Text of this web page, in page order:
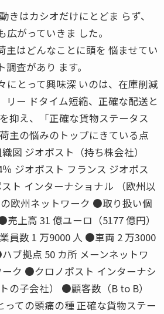
きはカシオだけにとどま らず、
がっていきま した。
はどんなことに頭を 悩ませてい
査があり ます。
にとって興味深 いのは、在庫削減
リー ドタイム短縮、正確な配送と
抑え、「正確な貨物ステータス
主の悩みのトップにきている点
図 ジオポスト（持ち株会社）
ジオポスト フランス ジオポス
ト インターナショナル （欧州以
欧州ネットワーク ●取り扱い個
上高 31 億ユーロ（5177 億円）
員数 1 万9000 人 ●車両 2 万3000
ブ拠点 50 カ所 メーンネットワ
ク ●クロノポスト インターナシ
子会社） ●顧客数（B to B）
ての頭痛の種 正確な貨物ステー